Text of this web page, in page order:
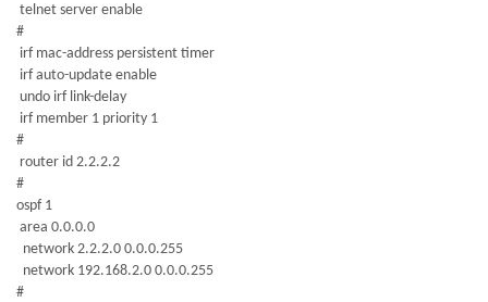
telnet server enable
#
irf mac-address persistent timer
irf auto-update enable
undo irf link-delay
irf member 1 priority 1
#
router id 2.2.2.2
#
ospf 1
area 0.0.0.0
network 2.2.2.0 0.0.0.255
network 192.168.2.0 0.0.0.255
#